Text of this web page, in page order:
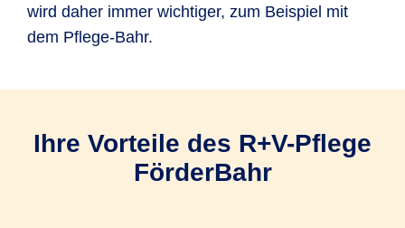
wird daher immer wichtiger, zum Beispiel mit
dem Pflege-Bahr.
Ihre Vorteile des R+V-Pflege
FörderBahr